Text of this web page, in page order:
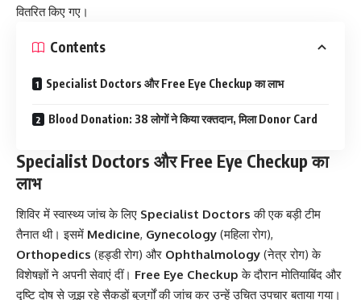
वितरित किए गए।
Contents
Specialist Doctors और Free Eye Checkup का लाभ
Blood Donation: 38 लोगों ने किया रक्तदान, मिला Donor Card
Specialist Doctors और Free Eye Checkup का
लाभ
शिविर में स्वास्थ्य जांच के लिए Specialist Doctors की एक बड़ी टीम
तैनात थी। इसमें Medicine, Gynecology (महिला रोग),
Orthopedics (हड्डी रोग) और Ophthalmology (नेत्र रोग) के
विशेषज्ञों ने अपनी सेवाएं दीं। Free Eye Checkup के दौरान मोतियाबिंद और
दृष्टि दोष से जूझ रहे सैकड़ों बुजुर्गों की जांच कर उन्हें उचित उपचार बताया गया।